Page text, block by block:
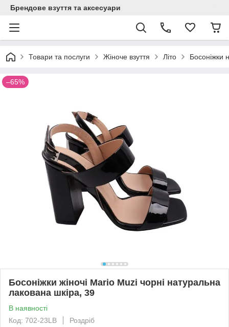
Брендове взуття та аксесуари
Товари та послуги Жіноче взуття Літо Босоніжки
–65%
Босоніжки жіночі Mario Muzi чорні натуральна
лакована шкіра, 39
В наявності
Код: 702-23LB
Роздріб